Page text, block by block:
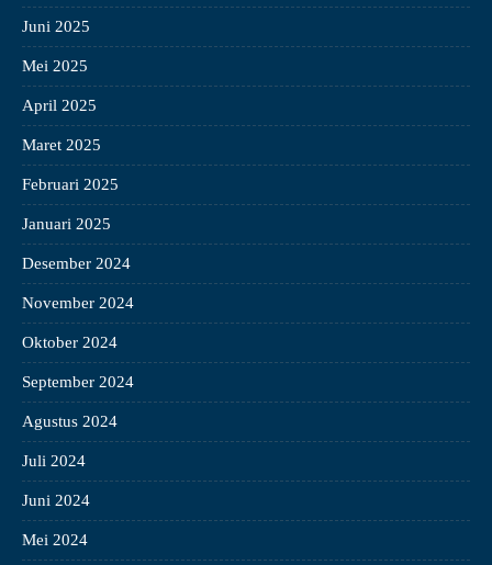
Juni 2025
Mei 2025
April 2025
Maret 2025
Februari 2025
Januari 2025
Desember 2024
November 2024
Oktober 2024
September 2024
Agustus 2024
Juli 2024
Juni 2024
Mei 2024